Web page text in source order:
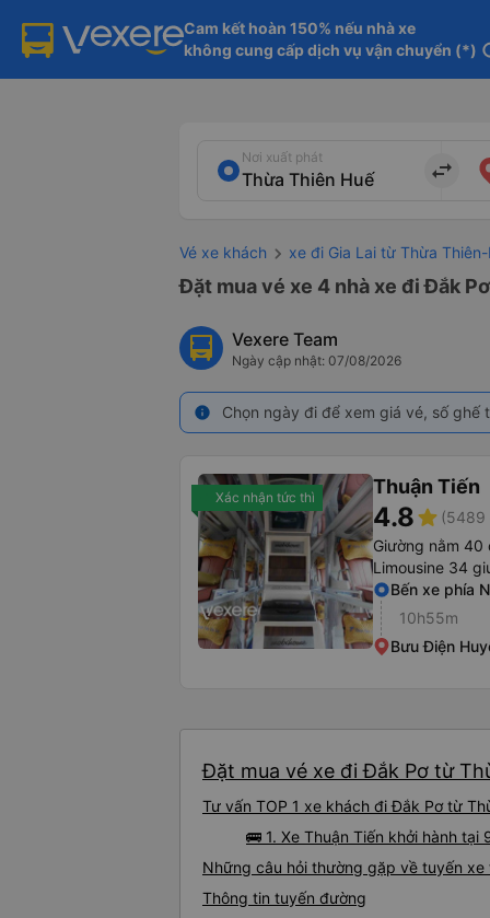
Cam kết hoàn 150% nếu nhà xe
không cung cấp dịch vụ vận chuyển (*)
Nơi xuất phát
import_export
Vé xe khách xe đi Gia Lai từ Thừa
Đặt mua vé xe 4 nhà xe đi Đắk
Vexere Team
Ngày cập nhật: 07/08/2026
info Chọn ngày đi để xem giá vé, số
Xác nhận tức thì Thuận Tiến
4.8star (5489
Giường nằm 40
Limousine 34
Bến xe phía
10h55m
Bưu Điện
Đặt mua vé xe đi Đắk Pơ từ
Tư vấn TOP 1 xe khách đi Đắk Pơ từ
🚌 1. Xe Thuận Tiến khởi hành
Những câu hỏi thường gặp về tuyến
Thông tin tuyến đường